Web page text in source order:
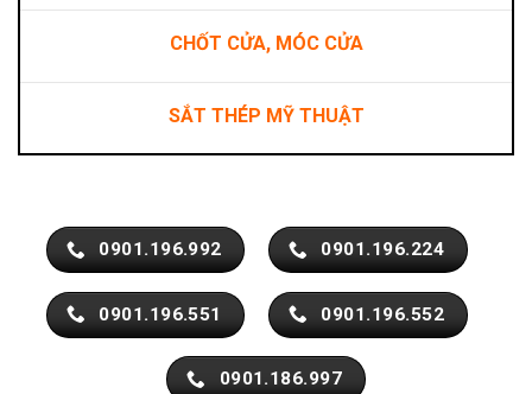
CHỐT CỬA, MÓC CỬA
SẮT THÉP MỸ THUẬT
0901.196.992 0901.196.224
0901.196.551 0901.196.552
0901.186.997